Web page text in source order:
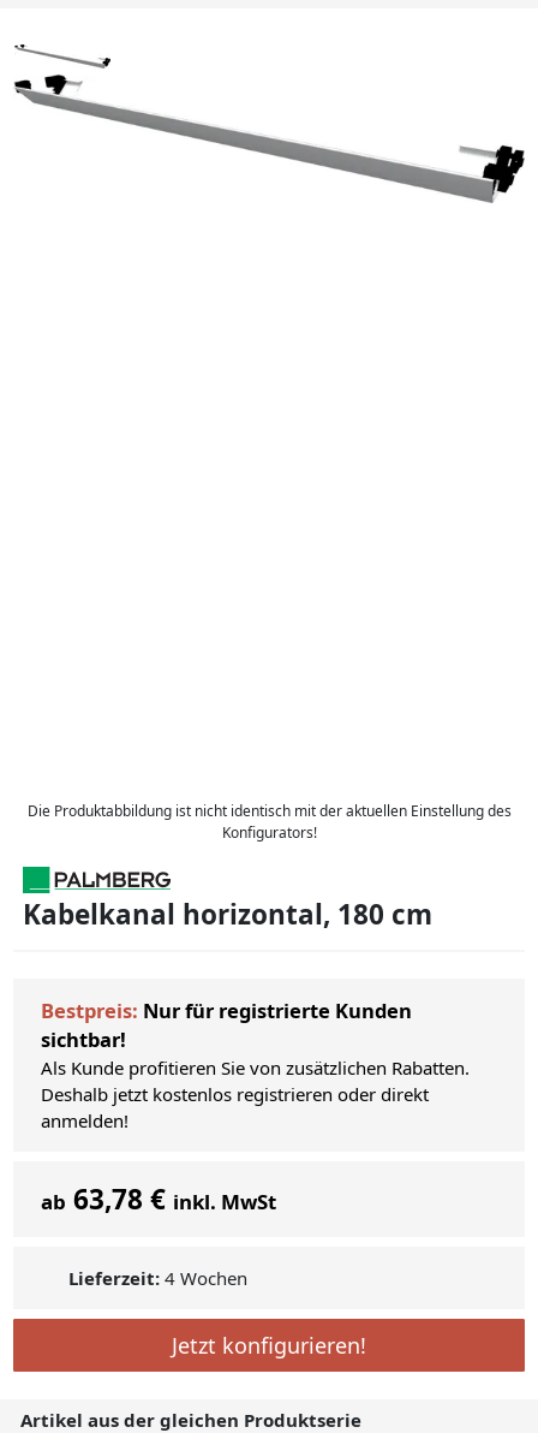
Die Produktabbildung ist nicht identisch mit der aktuellen Einstellung des
Konfigurators!
Kabelkanal horizontal, 180 cm
Bestpreis: Nur für registrierte Kunden
sichtbar!
Als Kunde profitieren Sie von zusätzlichen Rabatten.
Deshalb jetzt kostenlos registrieren oder direkt
anmelden!
ab 63,78 € inkl. MwSt
Lieferzeit: 4 Wochen
Jetzt konfigurieren!
Artikel aus der gleichen Produktserie